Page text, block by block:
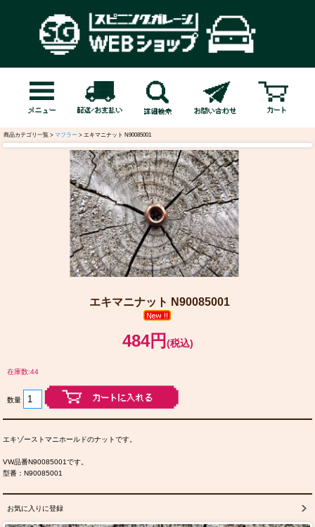
商品カテゴリ一覧 > マフラー > エキマニナット N90085001
エキマニナット N90085001
484円 (税込)
在庫数:44
数量
エキゾーストマニホールドのナットです。
VW品番N90085001です。
型番：N90085001
お気に入りに登録